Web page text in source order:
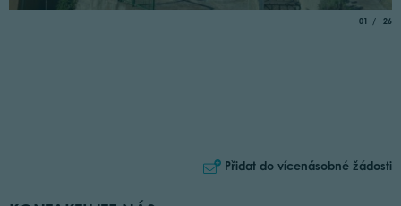
01 of
26
Přidat do vícenásobné žádosti